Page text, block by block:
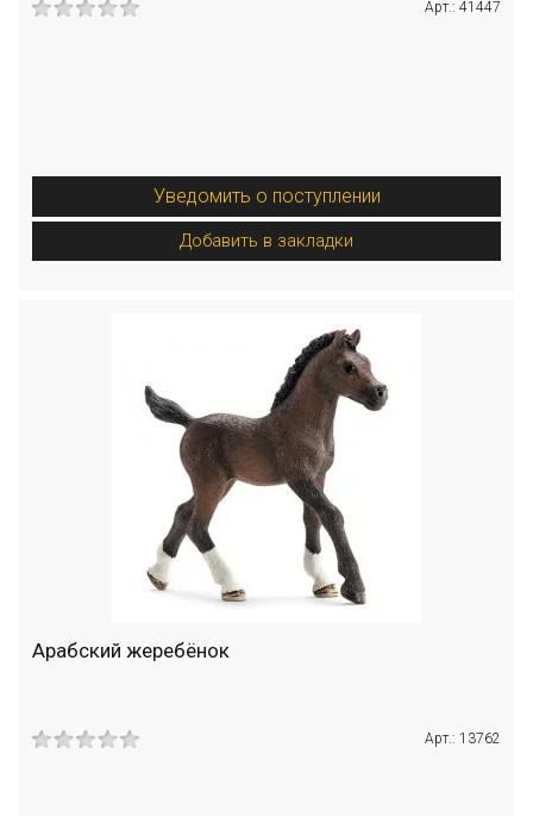
Арт.: 41447
Уведомить о поступлении
Добавить в закладки
Арабский жеребёнок
Арт.: 13762